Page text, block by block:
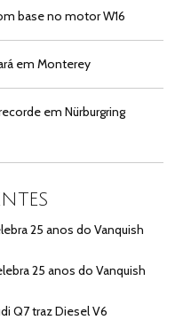
base no motor W16
em Monterey
em Nürburgring
25 anos do Vanquish
25 anos do Vanquish
Q7 traz Diesel V6